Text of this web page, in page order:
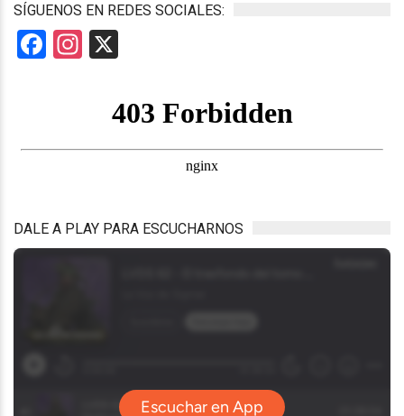
SÍGUENOS EN REDES SOCIALES:
Facebook
Instagram
DALE A PLAY PARA ESCUCHARNOS